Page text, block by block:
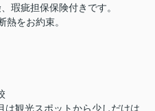
瑕疵担保保険付きです。
をお約束。
は観光スポットから少しだけは